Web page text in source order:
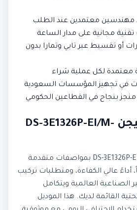
مهندسين معتمدين عند الطلب
مجانية على مدار الساعة
أو تقسيط عبر تابي وتمارا بدون
معتمدة لكل عملية شراء
مشروع منجز بنجاح في القطاعين الحكومي
مميزات هيكفيجن DS-3E1326P-EI/M-
يأتي هيكفيجن DS-3E1326P-EI/M-EN بمواصفات متقدمة
عالي الكفاءة، ومتطلبات تركيب
الصناعية العالمية ويتكامل
القائمة لديك. هذا الموديل